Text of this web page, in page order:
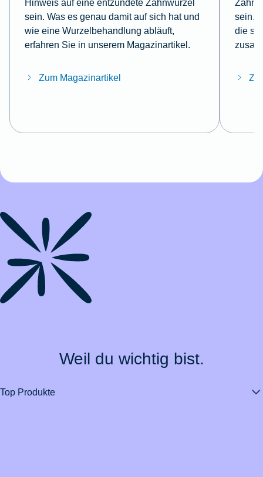
Hinweis auf eine entzündete Zahnwurzel
sein. Was es genau damit auf sich hat und
wie eine Wurzelbehandlung abläuft,
erfahren Sie in unserem Magazinartikel.
Zum Magazinartikel
sein.
die
Weil du wichtig bist.
Top Produkte